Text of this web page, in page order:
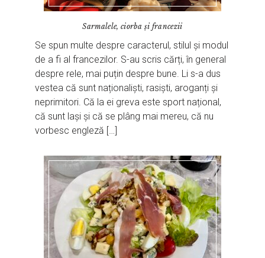
Sarmalele, ciorba și francezii
Se spun multe despre caracterul, stilul și modul
de a fi al francezilor. S-au scris cărți, în general
despre rele, mai puțin despre bune. Li s-a dus
vestea că sunt naționaliști, rasiști, aroganți și
neprimitori. Că la ei greva este sport național,
că sunt lași și că se plâng mai mereu, că nu
vorbesc engleză […]